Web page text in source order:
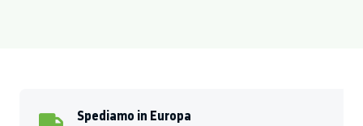
Spediamo in Europa